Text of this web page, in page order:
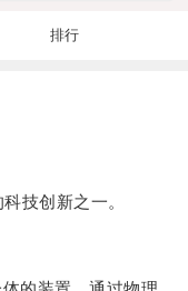
排行
技创新之一。